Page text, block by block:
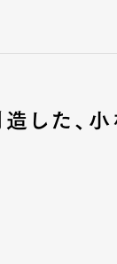
した、